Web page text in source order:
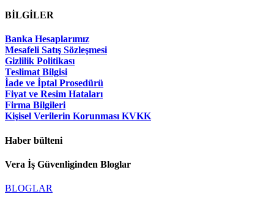
BİLGİLER
Banka Hesaplarımız
Mesafeli Satış Sözleşmesi
Gizlilik Politikası
Teslimat Bilgisi
İade ve İptal Prosedürü
Fiyat ve Resim Hataları
Firma Bilgileri
Kişisel Verilerin Korunması KVKK
Haber bülteni
Vera İş Güvenliginden Bloglar
BLOGLAR